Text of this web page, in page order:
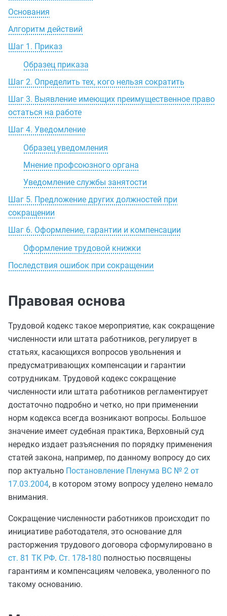
Основания
Алгоритм действий
Шаг 1. Приказ
Образец приказа
Шаг 2. Определить тех, кого нельзя сократить
Шаг 3. Выявление имеющих преимущественное право
остаться на работе
Шаг 4. Уведомление
Образец уведомления
Мнение профсоюзного органа
Уведомление службы занятости
Шаг 5. Предложение других должностей при
сокращении
Шаг 6. Оформление, гарантии и компенсации
Оформление трудовой книжки
Последствия ошибок при сокращении
Правовая основа
Трудовой кодекс такое мероприятие, как сокращение
численности или штата работников, регулирует в
статьях, касающихся вопросов увольнения и
предусматривающих компенсации и гарантии
сотрудникам. Трудовой кодекс сокращение
численности или штата работников регламентирует
достаточно подробно и четко, но при применении
норм кодекса всегда возникают вопросы. Большое
значение имеет судебная практика, Верховный суд
нередко издает разъяснения по порядку применения
статей закона, например, по данному вопросу до сих
пор актуально Постановление Пленума ВС № 2 от
17.03.2004, в котором этому вопросу уделено немало
внимания.
Сокращение численности работников происходит по
инициативе работодателя, это основание для
расторжения трудового договора сформулировано в
ст. 81 ТК РФ. Ст. 178-180 полностью посвящены
гарантиям и компенсациям человека, уволенного по
такому основанию.